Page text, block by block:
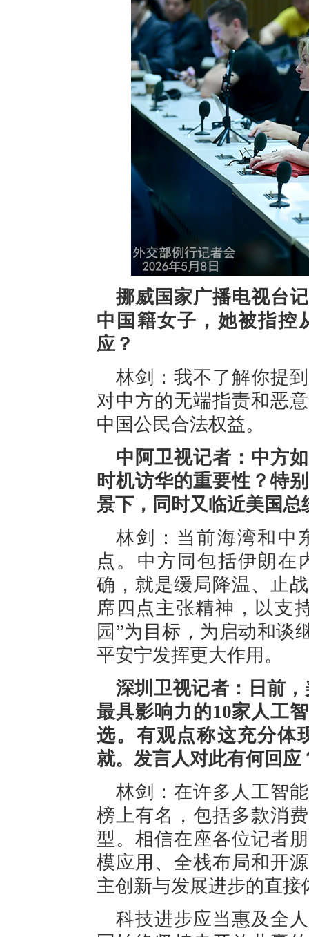
挪威国家广播电视台
中国籍女子，她被指控
应？
林剑：我不了解你提
对中方的无端指责和恶
中国公民合法权益。
中阿卫视记者：中方
时机访华的重要性？特
景下，同时又临近美国
林剑：当前海湾和中
点。中方同包括伊朗在
确，就是缓局降温、止
席四点主张精神，以支
园”为目标，为启动和谈
平安宁发挥更大作用。
深圳卫视记者：日前
最具影响力的10家人工
选。有观点称这充分体
就。发言人对此有何回应
林剑：在许多人工智
榜上有名，包括多款消
型。相信在座各位记者
模应用、全栈布局和开
主创新与发展进步的直接
科技进步应当惠及全